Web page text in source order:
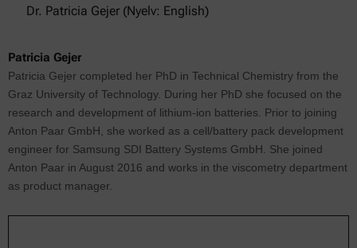
Dr. Patricia Gejer (Nyelv: English)
Patricia Gejer
Patricia Gejer completed her PhD in Technical Chemistry from the
Graz University of Technology. During her PhD she focused on the
research and development of lithium-ion batteries. Prior to joining
Anton Paar GmbH, she worked as a cell/battery pack development
engineer for Samsung SDI Battery Systems GmbH. She joined
Anton Paar in August 2016 and works in the viscometry department
as product manager.